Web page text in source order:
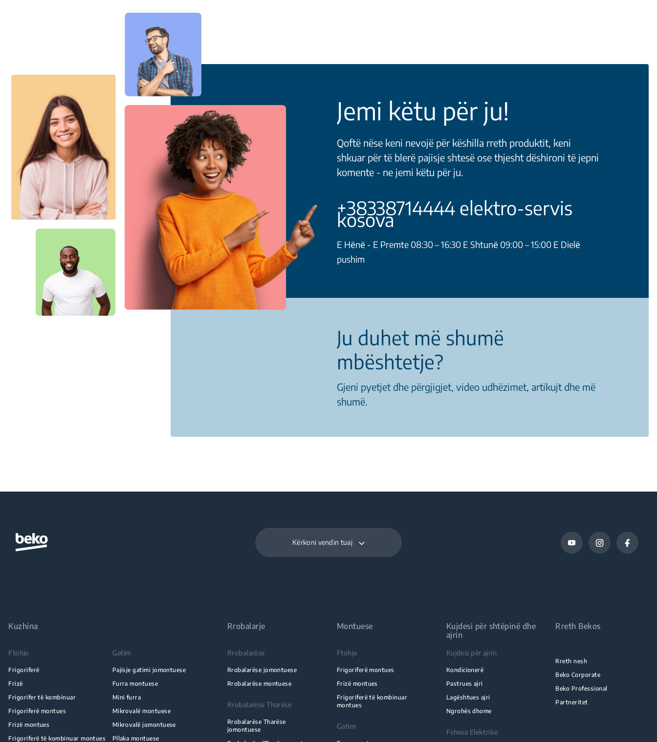
Jemi këtu për ju!
Qoftë nëse keni nevojë për këshilla rreth produktit, keni
shkuar për të blerë pajisje shtesë ose thjesht dëshironi të jepni
komente - ne jemi këtu për ju.
+38338714444 elektro-servis
kosova
E Hёnё - E Premte 08:30 – 16:30 E Shtunё 09:00 – 15:00 E Dielё
pushim
Ju duhet më shumë
mbështetje?
Gjeni pyetjet dhe përgjigjet, video udhëzimet, artikujt dhe më
shumë.
Kërkoni vendin tuaj
Kuzhina
Ftohje
Frigoriferë
Frizë
Frigorifer të kombinuar
Frigoriferë montues
Frizë montues
Frigoriferë të kombinuar montues
Gatim
Pajisje gatimi jomontuese
Furra montuese
Mini furra
Mikrovalë montuese
Mikrovalë jomontuese
Pllaka montuese
Rrobalarje
Rrobalarëse
Rrobalarëse jomontuese
Rrobalarëse montuese
Rrobalarëse Tharëse
Rrobalarëse Tharëse
jomontuese
Montuese
Ftohje
Frigoriferë montues
Frizë montues
Frigoriferë të kombinuar
montues
Gatim
Kujdesi për shtëpinë dhe
ajrin
Kujdesi për ajrin
Kondicionerë
Pastrues ajri
Lagështues ajri
Ngrohës dhome
Fshesa Elektrike
Rreth Bekos
Rreth nesh
Beko Corporate
Beko Professional
Partneritet